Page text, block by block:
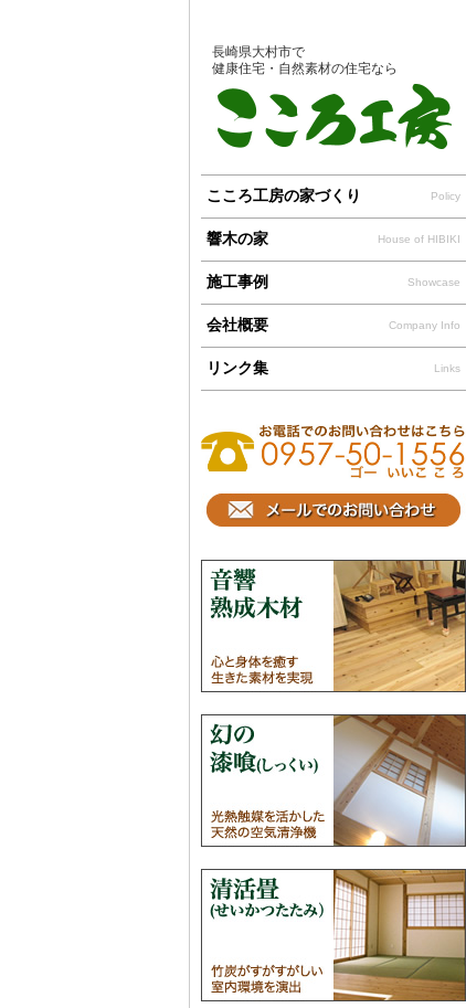
長崎県大村市で
健康住宅・自然素材の住宅なら
こころ工房の家づくり Policy
響木の家 House of HIBIKI
施工事例 Showcase
会社概要 Company Info
リンク集 Links